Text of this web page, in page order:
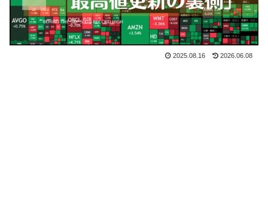
2025.08.16 2026.06.08